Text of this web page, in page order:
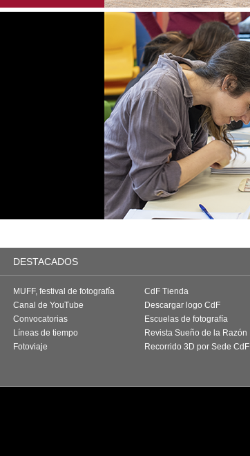
DESTACADOS
MUFF, festival de fotografía
Canal de YouTube
Convocatorias
Líneas de tiempo
Fotoviaje
CdF Tienda
Descargar logo CdF
Escuelas de fotografía
Revista Sueño de la Razón
Recorrido 3D por Sede CdF